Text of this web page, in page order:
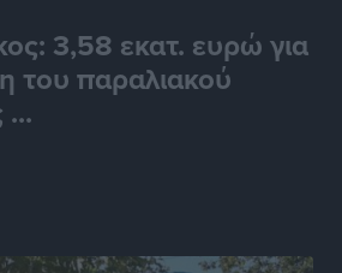
3,58 εκατ. ευρώ για
του παραλιακού